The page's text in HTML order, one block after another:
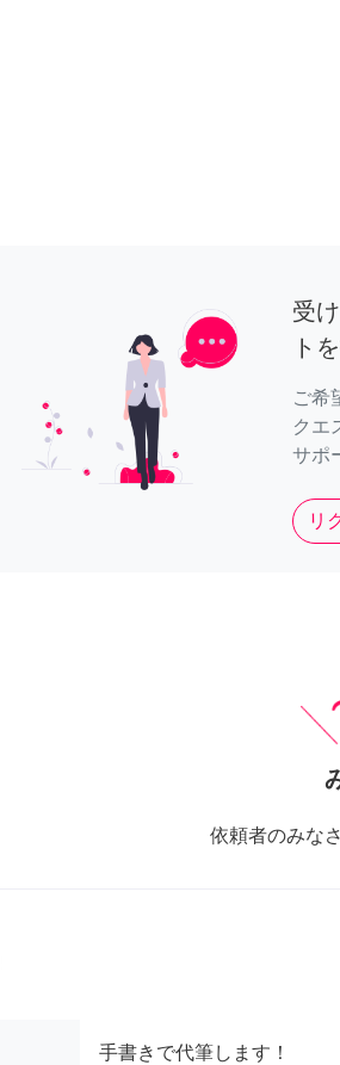
受
ト
ご希
クエ
サポ
リ
依頼者のみな
手書きで代筆します！